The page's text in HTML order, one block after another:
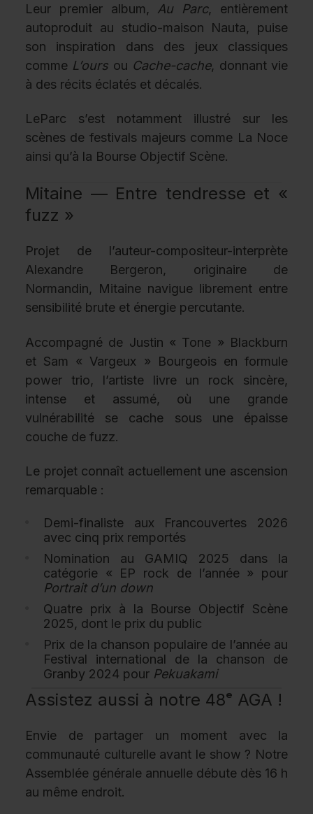
Leur premier album, Au Parc, entièrement
autoproduit au studio-maison Nauta, puise
son inspiration dans des jeux classiques
comme L’ours ou Cache-cache, donnant vie
à des récits éclatés et décalés.
LeParc s’est notamment illustré sur les
scènes de festivals majeurs comme La Noce
ainsi qu’à la Bourse Objectif Scène.
Mitaine — Entre tendresse et «
fuzz »
Projet de l’auteur-compositeur-interprète
Alexandre Bergeron, originaire de
Normandin, Mitaine navigue librement entre
sensibilité brute et énergie percutante.
Accompagné de Justin « Tone » Blackburn
et Sam « Vargeux » Bourgeois en formule
power trio, l’artiste livre un rock sincère,
intense et assumé, où une grande
vulnérabilité se cache sous une épaisse
couche de fuzz.
Le projet connaît actuellement une ascension
remarquable :
Demi-finaliste aux Francouvertes 2026
avec cinq prix remportés
Nomination au GAMIQ 2025 dans la
catégorie « EP rock de l’année » pour
Portrait d’un down
Quatre prix à la Bourse Objectif Scène
2025, dont le prix du public
Prix de la chanson populaire de l’année au
Festival international de la chanson de
Granby 2024 pour Pekuakami
Assistez aussi à notre 48ᵉ AGA !
Envie de partager un moment avec la
communauté culturelle avant le show ? Notre
Assemblée générale annuelle débute dès 16 h
au même endroit.